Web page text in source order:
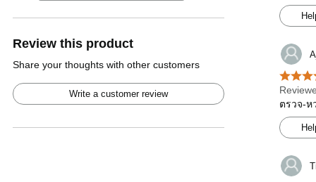
Review this product
Share your thoughts with other customers
Write a customer review
ตรวจ-ห